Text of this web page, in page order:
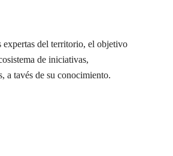
del territorio, el objetivo
de iniciativas,
a tavés de su conocimiento.